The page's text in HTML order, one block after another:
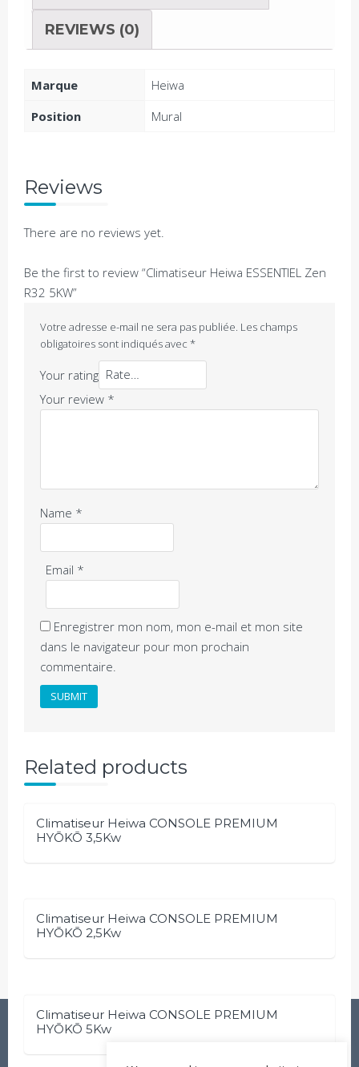
REVIEWS (0)
Marque
Heiwa
Position
Mural
Reviews
There are no reviews yet.
Be the first to review “Climatiseur Heiwa ESSENTIEL Zen
R32 5KW”
Votre adresse e-mail ne sera pas publiée. Les champs
obligatoires sont indiqués avec *
Your rating
Your review *
Name *
Email *
Enregistrer mon nom, mon e-mail et mon site
dans le navigateur pour mon prochain
commentaire.
Related products
Climatiseur Heiwa CONSOLE PREMIUM
HYŌKŌ 3,5Kw
Climatiseur Heiwa CONSOLE PREMIUM
HYŌKŌ 2,5Kw
Climatiseur Heiwa CONSOLE PREMIUM
HYŌKŌ 5Kw
Suivez-nous